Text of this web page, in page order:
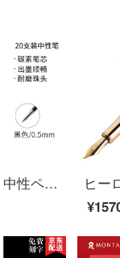
英雄（HERO）中性ペン858 D黒炭素中性ペン芯サイン学生オフィス速記20本入り